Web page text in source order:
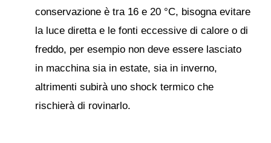
conservazione è tra 16 e 20 °C, bisogna evitare
la luce diretta e le fonti eccessive di calore o di
freddo, per esempio non deve essere lasciato
in macchina sia in estate, sia in inverno,
altrimenti subirà uno shock termico che
rischierà di rovinarlo.